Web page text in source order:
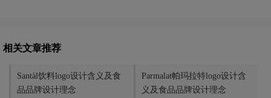
相关文章推荐
Santàl饮料logo设计含义及食
品品牌设计理念
Parmalat帕玛拉特logo设计含
义及食品品牌设计理念